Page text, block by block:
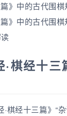
》中的古代围棋
》中的古代围棋
棋经十三
棋经十三篇》“